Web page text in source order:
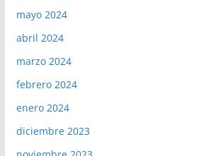
mayo 2024
abril 2024
marzo 2024
febrero 2024
enero 2024
diciembre 2023